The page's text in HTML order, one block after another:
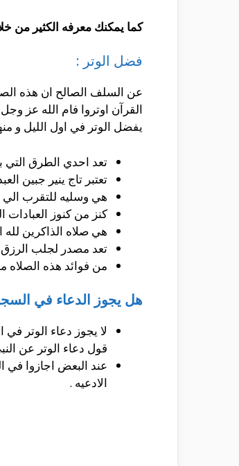
كما يمكنك معرفه الكثير من
فضل الوتر :
عن السلف الصالح ان هذه
القرآن اوتروا فام الله عز
يفضل الوتر في اول الليل و
تعد احدي الطرق التي
تعتبر تاج ينير جبين
هي وسليه للتقرب الي
كنز من كنوز
هي صلاه الذاكرين لله
تعد مصدر لجلب الرزق
من فوائد هذه الصلاه
هل يجوز الدعاء في
لا يجوز دعاء الوتر
قول دعاء الوتر عن
عند البعض اجازوا
الادعيه .